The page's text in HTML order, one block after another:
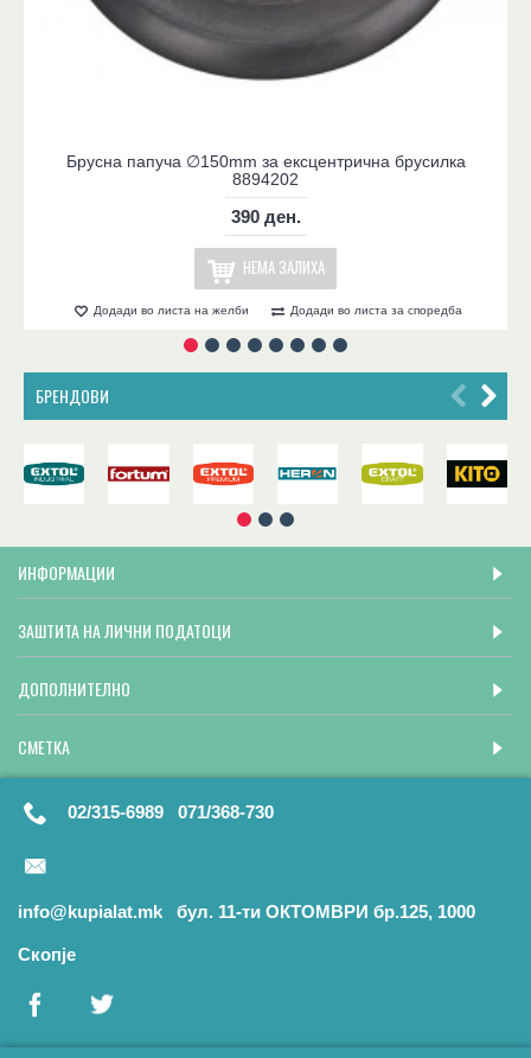
Брусна папуча ∅150mm за ексцентрична брусилка
8894202
390 ден.
НЕМА ЗАЛИХА
Додади во листа на желби Додади во листа за споредба
БРЕНДОВИ
ИНФОРМАЦИИ
ЗАШТИТА НА ЛИЧНИ ПОДАТОЦИ
ДОПОЛНИТЕЛНО
СМЕТКА
02/315-6989 071/368-730
info@kupialat.mk бул. 11-ти ОКТОМВРИ бр.125, 1000
Скопје